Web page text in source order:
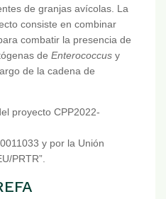
de granjas avícolas. La
consiste en combinar
combatir la presencia de
de Enterococcus y
de la cadena de
proyecto CPP2022-
y por la Unión
PRTR”.